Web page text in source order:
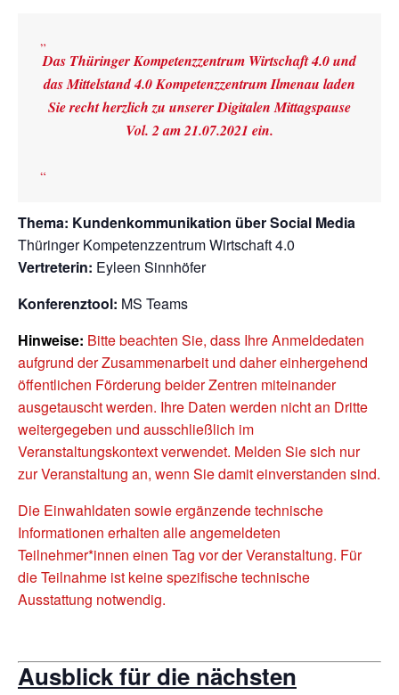
Das Thüringer Kompetenzzentrum Wirtschaft 4.0 und
das Mittelstand 4.0 Kompetenzzentrum Ilmenau laden
Sie recht herzlich zu unserer Digitalen Mittagspause
Vol. 2 am 21.07.2021 ein.
Thema: Kundenkommunikation über Social Media
Thüringer Kompetenzzentrum Wirtschaft 4.0
Vertreterin: Eyleen Sinnhöfer
Konferenztool: MS Teams
Hinweise: Bitte beachten Sie, dass Ihre Anmeldedaten
aufgrund der Zusammenarbeit und daher einhergehend
öffentlichen Förderung beider Zentren miteinander
ausgetauscht werden. Ihre Daten werden nicht an Dritte
weitergegeben und ausschließlich im
Veranstaltungskontext verwendet. Melden Sie sich nur
zur Veranstaltung an, wenn Sie damit einverstanden sind.
Die Einwahldaten sowie ergänzende technische
Informationen erhalten alle angemeldeten
Teilnehmer*innen einen Tag vor der Veranstaltung. Für
die Teilnahme ist keine spezifische technische
Ausstattung notwendig.
Ausblick für die nächsten